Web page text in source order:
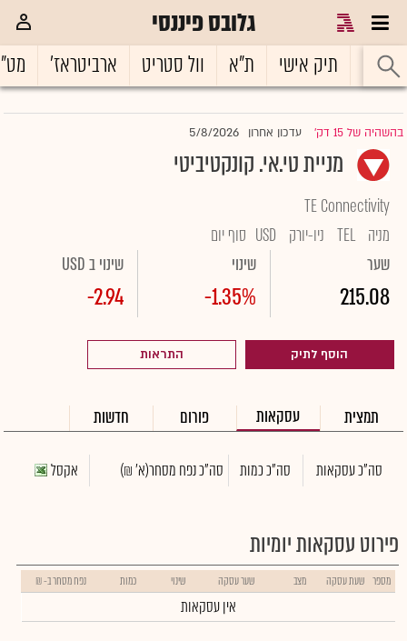
גלובס פיננסי
ראשי תיק אישי ת"א וול סטריט ארביטראז'
בהשהיה של 15 דק' |עדכון אחרון 5/8/2026
מניית טי.אי. קונקטיביטי
TE Connectivity
מניה TEL ניו-יורק USD סוף יום
שער
215.08
שינוי
-1.35%
שינוי ב USD
-2.94
הוסף לתיק התראות
תמצית עסקאות פורום חדשות
סה"כ עסקאות סה"כ כמות סה"כ נפח מסחר(א' ₪) אקסל
פירוט עסקאות יומיות
מספר שעת עסקה מצב שער עסקה שינוי כמות נפח מסחר ב- ₪
אין עסקאות